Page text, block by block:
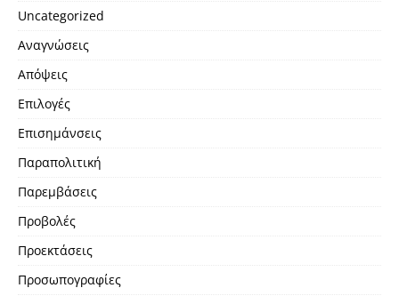
Uncategorized
Αναγνώσεις
Απόψεις
Επιλογές
Επισημάνσεις
Παραπολιτική
Παρεμβάσεις
Προβολές
Προεκτάσεις
Προσωπογραφίες